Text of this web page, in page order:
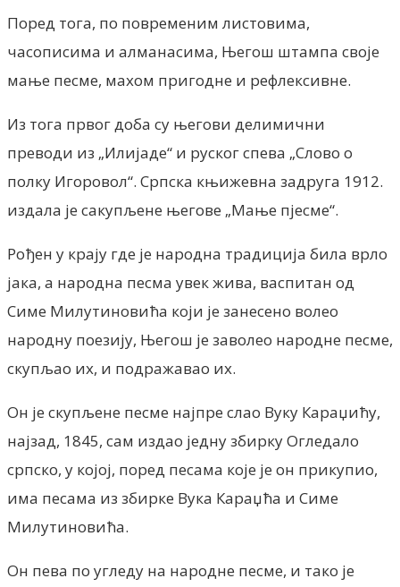
Поред тога, по повременим листовима,
часописима и алманасима, Његош штампа своје
мање песме, махом пригодне и рефлексивне.
Из тога првог доба су његови делимични
преводи из „Илијаде“ и руског спева „Слово о
полку Игоровол“. Српска књижевна задруга 1912.
издала је сакупљене његове „Мање пјесме“.
Рођен у крају где је народна традиција била врло
јака, а народна песма увек жива, васпитан од
Симе Милутиновића који је занесено волео
народну поезију, Његош је заволео народне песме,
скупљао их, и подражавао их.
Он је скупљене песме најпре слао Вуку Караџићу,
најзад, 1845, сам издао једну збирку Огледало
српско, у којој, поред песама које је он прикупио,
има песама из збирке Вука Караџћа и Симе
Милутиновића.
Он пева по угледу на народне песме, и тако је